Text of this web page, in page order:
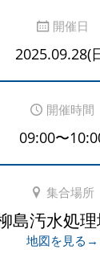
開催日
2025.09.28(
開催時間
09:00〜
集合場所
島汚水処
地図を見る→